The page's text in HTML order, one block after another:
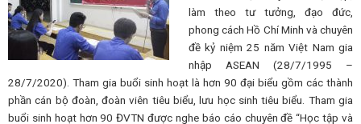
làm theo tư tưởng, đạo đức,
phong cách Hồ Chí Minh và chuyên
đề kỷ niệm 25 năm Việt Nam gia
nhập ASEAN (28/7/1995 –
28/7/2020). Tham gia buổi sinh hoạt là hơn 90 đại biểu gồm các thành
phần cán bộ đoàn, đoàn viên tiêu biểu, lưu học sinh tiêu biểu. Tham gia
buổi sinh hoạt hơn 90 ĐVTN được nghe báo cáo chuyên đề “Học tập và